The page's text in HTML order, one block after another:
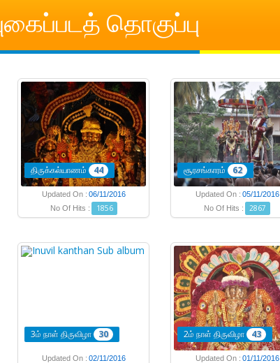
தொகுப்பு
திருக்கல்யாணம் 44
Updated On : 06/11/2016
No Of Hits :
1856
சூரசங்காரம் 62
Updated On : 05/11/2016
No Of Hits :
2867
3ம் நாள் திருவிழா 30
Updated On : 02/11/2016
2ம் நாள் திருவிழா 43
Updated On : 01/11/2016